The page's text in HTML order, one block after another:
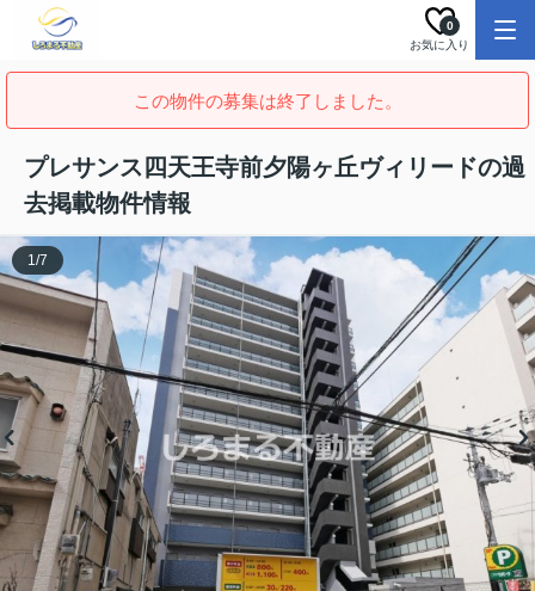
お気に入り
0
この物件の募集は終了しました。
プレサンス四天王寺前夕陽ヶ丘ヴィリードの過
去掲載物件情報
1/7